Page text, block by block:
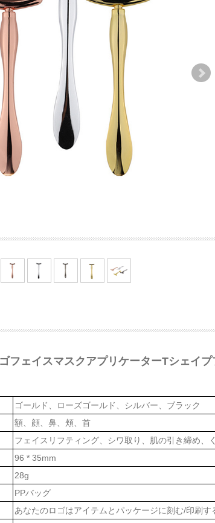
フェイスマスクアプリケーターTシェイ
ゴールド、ローズゴールド、シルバー、ブラック
額、顔、鼻、頬、首
フェイスリフティング、シワ取り、肌の引き締め、
96 * 35mm
28g
PPバッグ
あなたのロゴはアイテムとパッケージに刻む/印刷す